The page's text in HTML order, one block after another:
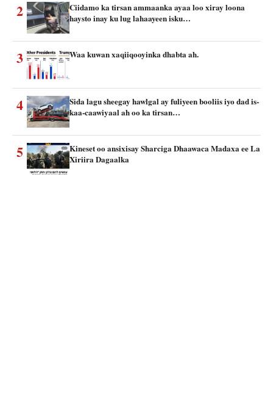
2
Ciidamo ka tirsan ammaanka ayaa loo xiray loona
haysto inay ku lug lahaayeen isku…
3 Waa kuwan xaqiiqooyinka dhabta ah.
4
Sida lagu sheegay hawlgal ay fuliyeen booliis iyo dad is-
kaa-caawiyaal ah oo ka tirsan…
5
Kineset oo ansixisay Sharciga Dhaawaca Madaxa ee La
Xiriira Dagaalka